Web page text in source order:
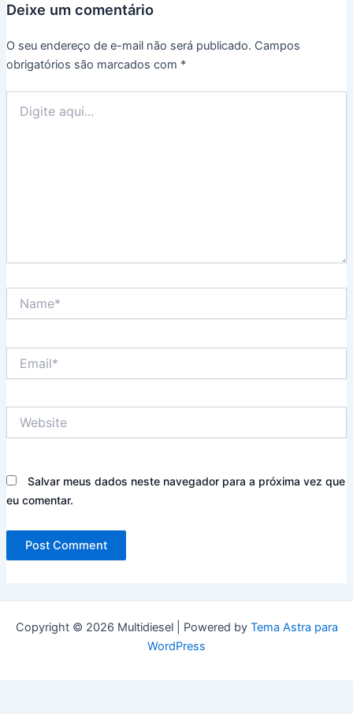
Deixe um comentário
O seu endereço de e-mail não será publicado. Campos
obrigatórios são marcados com *
aqui...
Salvar meus dados neste navegador para a próxima vez que
eu comentar.
Copyright © 2026 Multidiesel | Powered by Tema Astra para
WordPress